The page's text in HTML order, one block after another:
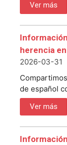
Ver más
herencia
2026-03-31
de español
Ver más